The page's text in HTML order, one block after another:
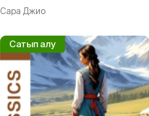
Сара Джио
Сатып алу